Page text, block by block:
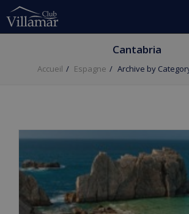
Cantabria
Accueil Espagne Archive by